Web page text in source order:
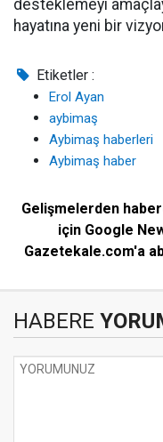
desteklemeyi
hayatına yeni bir
Etiketler :
Erol Ayan
aybimaş
Aybimaş haberleri
Aybimaş haber
Gelişmelerden
için Google
Gazetekale.com'a
HABERE